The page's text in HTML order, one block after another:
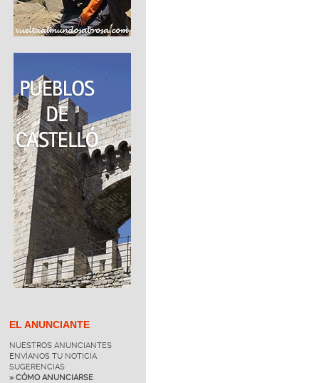
EL ANUNCIANTE
NUESTROS ANUNCIANTES
ENVÍANOS TU NOTICIA
SUGERENCIAS
» CÓMO ANUNCIARSE